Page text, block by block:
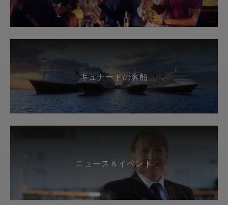
キュナードの客船
ニュース＆イベント